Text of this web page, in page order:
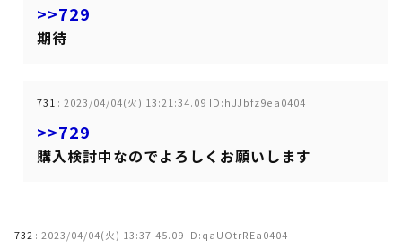
>>729
期待
731 : 2023/04/04(火) 13:21:34.09 ID:hJJbfz9ea0404
>>729
購入検討中なのでよろしくお願いします
732 : 2023/04/04(火) 13:37:45.09 ID:qaUOtrREa0404